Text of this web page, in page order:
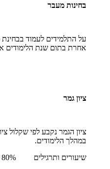
בחינות מעבר
על התלמידים לעמוד בבחינת
אחרת בתום שנת הלימודים
ציון גמר
ציון הגמר נקבע לפי שקלול
במהלך הלימודים.
שיעורים ותרגילים 80%